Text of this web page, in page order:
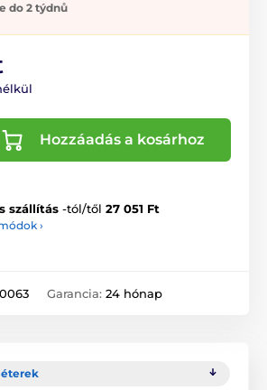
do 2 týdnů
Hozzáadás a kosárhoz
szállítás -tól/től 27 051 Ft
›
Garancia: 24 hónap